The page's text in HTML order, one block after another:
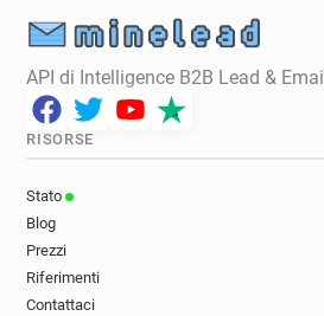
API di Intelligence B2B Lead & Email
RISORSE
Stato
Blog
Prezzi
Riferimenti
Contattaci